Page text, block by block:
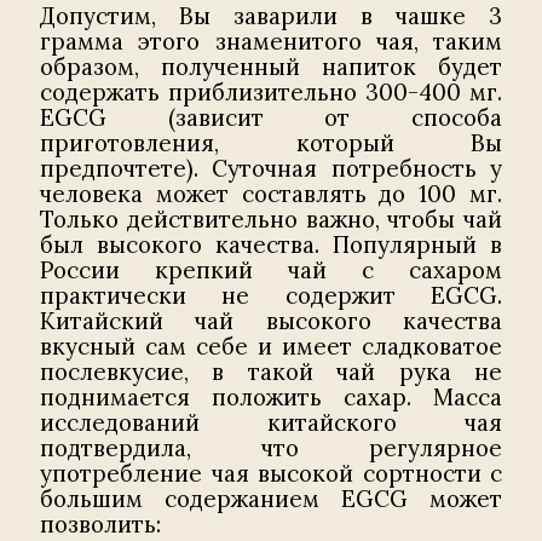
Допустим, Вы заварили в чашке 3
грамма этого знаменитого чая, таким
образом, полученный напиток будет
содержать приблизительно 300-400 мг.
EGCG (зависит от способа
приготовления, который Вы
предпочтете). Суточная потребность у
человека может составлять до 100 мг.
Только действительно важно, чтобы чай
был высокого качества. Популярный в
России крепкий чай с сахаром
практически не содержит EGCG.
Китайский чай высокого качества
вкусный сам себе и имеет сладковатое
послевкусие, в такой чай рука не
поднимается положить сахар. Масса
исследований китайского чая
подтвердила, что регулярное
употребление чая высокой сортности с
большим содержанием EGCG может
позволить: